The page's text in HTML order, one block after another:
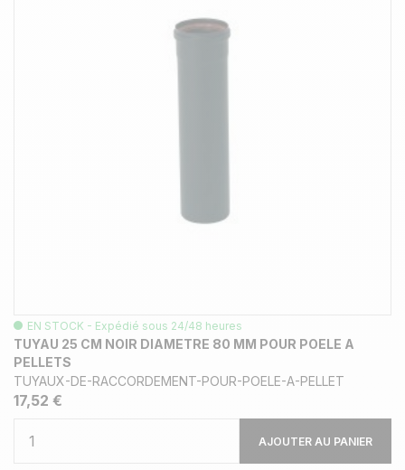
EN STOCK - Expédié sous 24/48 heures
TUYAU 25 CM NOIR DIAMETRE 80 MM POUR POELE A
PELLETS
TUYAUX-DE-RACCORDEMENT-POUR-POELE-A-PELLET
17,52 €
AJOUTER AU PANIER